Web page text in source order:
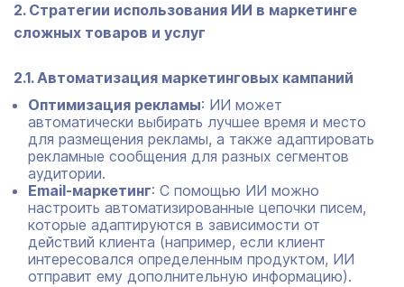
2. Стратегии использования ИИ в маркетинге
сложных товаров и услуг
2.1. Автоматизация маркетинговых кампаний
Оптимизация рекламы: ИИ может
автоматически выбирать лучшее время и место
для размещения рекламы, а также адаптировать
рекламные сообщения для разных сегментов
аудитории.
Email-маркетинг: С помощью ИИ можно
настроить автоматизированные цепочки писем,
которые адаптируются в зависимости от
действий клиента (например, если клиент
интересовался определенным продуктом, ИИ
отправит ему дополнительную информацию).